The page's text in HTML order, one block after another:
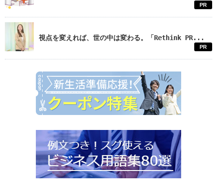
PR
視点を変えれば、世の中は変わる。「Rethink PR...
PR